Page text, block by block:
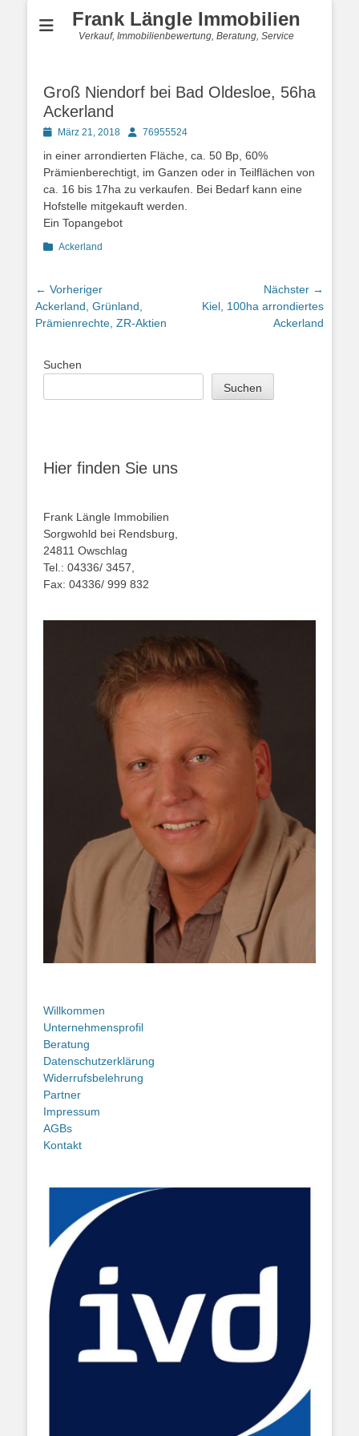
Frank Längle Immobilien
Verkauf, Immobilienbewertung, Beratung, Service
Groß Niendorf bei Bad Oldesloe, 56ha
Ackerland
PostedMärz 21, 2018 Autor76955524
in einer arrondierten Fläche, ca. 50 Bp, 60%
Prämienberechtigt, im Ganzen oder in Teilflächen von
ca. 16 bis 17ha zu verkaufen. Bei Bedarf kann eine
Hofstelle mitgekauft werden.
Ein Topangebot
Kategorien
Ackerland
Beitragsnavigation
← Vorheriger
Vorheriger
Beitrag:
Ackerland, Grünland,
Prämienrechte, ZR-Aktien
Nächster →
NächsterKiel, 100ha arrondiertes
Ackerland
Suchen
Suchen
Hier finden Sie uns
Frank Längle Immobilien
Sorgwohld bei Rendsburg,
24811 Owschlag
Tel.: 04336/ 3457,
Fax: 04336/ 999 832
Willkommen
Unternehmensprofil
Beratung
Datenschutzerklärung
Widerrufsbelehrung
Partner
Impressum
AGBs
Kontakt